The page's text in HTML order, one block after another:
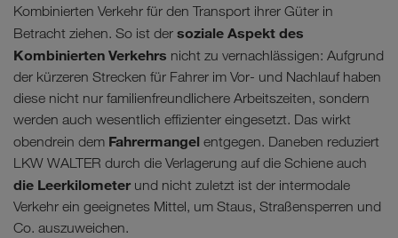
Kombinierten Verkehr für den Transport ihrer Güter in
Betracht ziehen. So ist der soziale Aspekt des
Kombinierten Verkehrs nicht zu vernachlässigen: Aufgrund
der kürzeren Strecken für Fahrer im Vor- und Nachlauf haben
diese nicht nur familienfreundlichere Arbeitszeiten, sondern
werden auch wesentlich effizienter eingesetzt. Das wirkt
obendrein dem Fahrermangel entgegen. Daneben reduziert
LKW WALTER durch die Verlagerung auf die Schiene auch
die Leerkilometer und nicht zuletzt ist der intermodale
Verkehr ein geeignetes Mittel, um Staus, Straßensperren und
Co. auszuweichen.